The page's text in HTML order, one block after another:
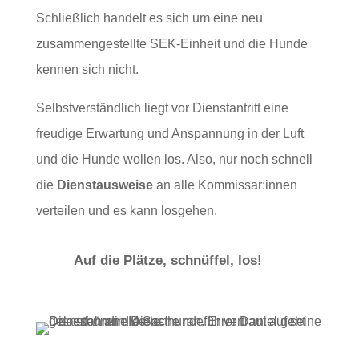
Schließlich handelt es sich um eine neu
zusammengestellte SEK-Einheit und die Hunde
kennen sich nicht.
Selbstverständlich liegt vor Dienstantritt eine
freudige Erwartung und Anspannung in der Luft
und die Hunde wollen los. Also, nur noch schnell
die Dienstausweisean alle Kommissar:innen
verteilen und es kann losgehen.
Auf die Plätze, schnüffel, los!